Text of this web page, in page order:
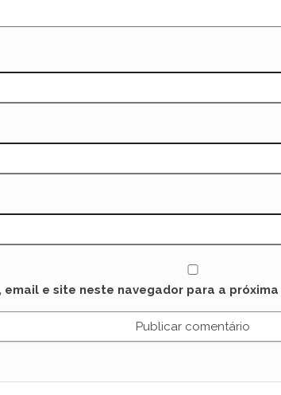
email e site neste navegador para a